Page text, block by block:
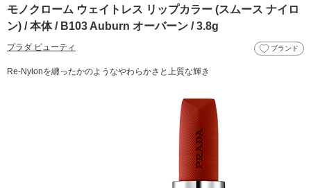
モノクローム ウェイトレス リップカラー (スムース ナイロ
ン) / 本体 / B103 Auburn オーバーン / 3.8g
プラダ ビューティ ブランド
Re-Nylonを纏ったかのようなやわらかさと上質な輝き